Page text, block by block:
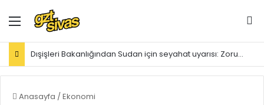
Menü
Dışişleri Bakanlığından Sudan için seyahat uyarısı: Zorunlu değilse gitmeyin
Anasayfa / Ekonomi